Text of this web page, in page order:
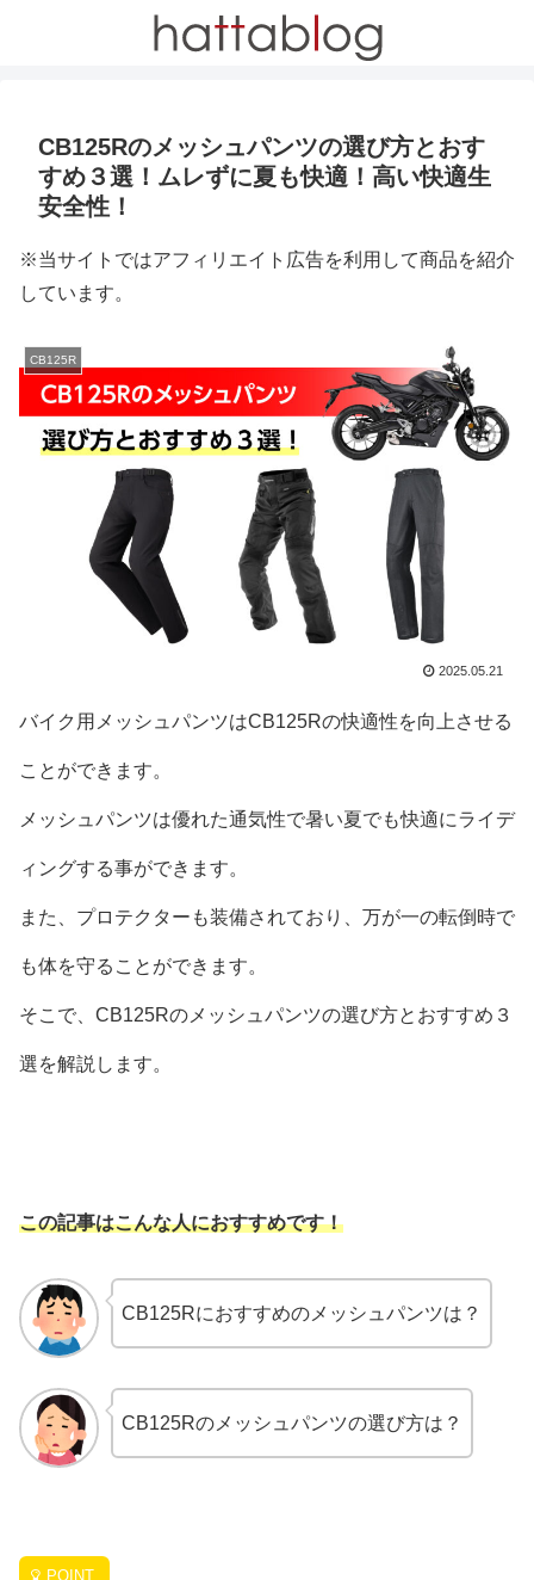
CB125Rのメッシュパンツの選び方とおす
すめ３選！ムレずに夏も快適！高い快適生
安全性！
※当サイトではアフィリエイト広告を利用して商品を紹介
しています。
CB125R
2025.05.21
バイク用メッシュパンツはCB125Rの快適性を向上させる
ことができます。
メッシュパンツは優れた通気性で暑い夏でも快適にライデ
ィングする事ができます。
また、プロテクターも装備されており、万が一の転倒時で
も体を守ることができます。
そこで、CB125Rのメッシュパンツの選び方とおすすめ３
選を解説します。
この記事はこんな人におすすめです！
CB125Rにおすすめのメッシュパンツは？
CB125Rのメッシュパンツの選び方は？